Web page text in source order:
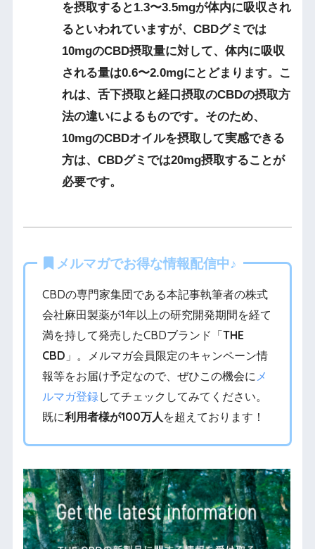
を摂取すると1.3〜3.5mgが体内に吸収され
るといわれていますが、CBDグミでは
10mgのCBD摂取量に対して、体内に吸収
される量は0.6〜2.0mgにとどまります。こ
れは、舌下摂取と経口摂取のCBDの摂取方
法の違いによるものです。そのため、
10mgのCBDオイルを摂取して実感できる
方は、CBDグミでは20mg摂取することが
必要です。
メルマガでお得な情報配信中♪
CBDの専門家集団である本記事執筆者の株式
会社麻田製薬が1年以上の研究開発期間を経て
満を持して発売したCBDブランド「THE
CBD 」。メルマガ会員限定のキャンペーン情
報等をお届け予定なので、ぜひこの機会にメ
ルマガ登録してチェックしてみてください。
既に利用者様が100万人を超えております！